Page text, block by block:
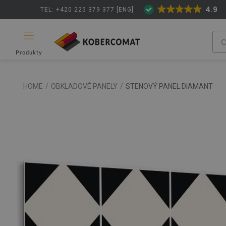
TEL: +420 225 379 377 [ENG] 4.9
Produkty
HOME / OBKLADOVÉ PANELY / STENOVÝ PANEL DIAMANT